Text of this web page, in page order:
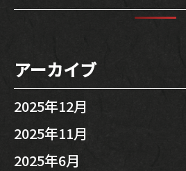
アーカイブ
2025年12月
2025年11月
2025年6月